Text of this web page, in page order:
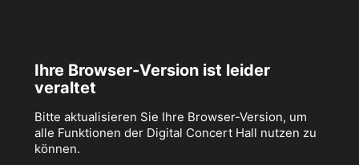
Ihre Browser-Version ist leider
veraltet
Bitte aktualisieren Sie Ihre Browser-Version, um
alle Funktionen der Digital Concert Hall nutzen zu
können.